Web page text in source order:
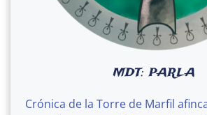
MDT: PARLA
Crónica de la Torre de Marfil